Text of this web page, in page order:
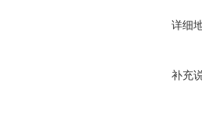
详细
补充